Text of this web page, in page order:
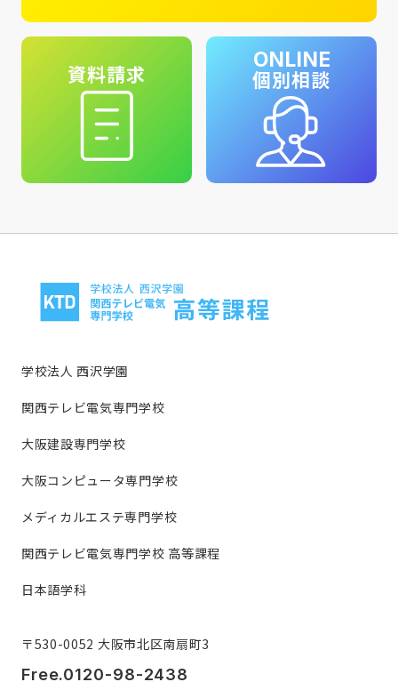
資料請求
ONLINE
個別相談
学校法人 西沢学園
関西テレビ電気専門学校
大阪建設専門学校
大阪コンピュータ専門学校
メディカルエステ専門学校
関西テレビ電気専門学校 高等課程
日本語学科
〒530-0052 大阪市北区南扇町3
Free.0120-98-2438